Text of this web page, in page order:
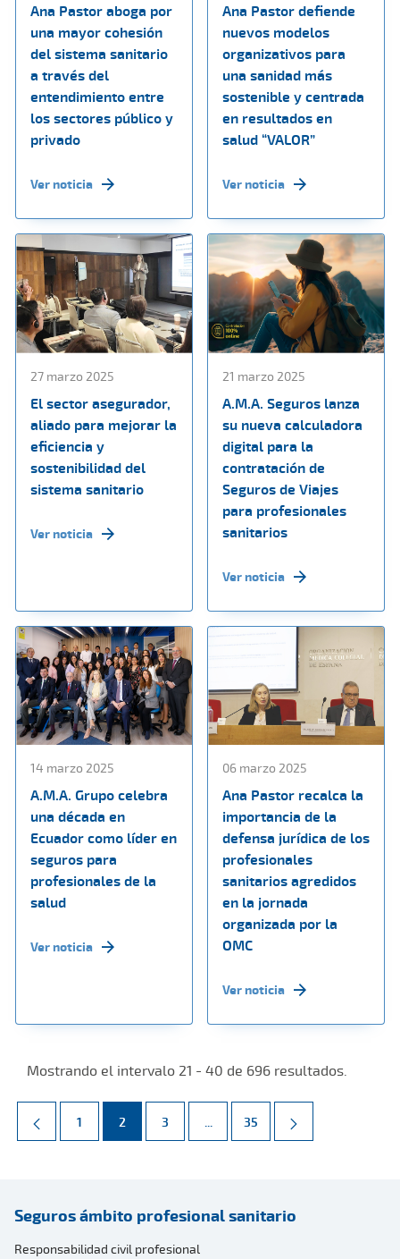
Ana Pastor aboga por
una mayor cohesión
del sistema sanitario
a través del
entendimiento entre
los sectores público y
privado
Ver noticia
Ana Pastor defiende
nuevos modelos
organizativos para
una sanidad más
sostenible y centrada
en resultados en
salud “VALOR”
Ver noticia
27 marzo 2025
El sector asegurador,
aliado para mejorar la
eficiencia y
sostenibilidad del
sistema sanitario
Ver noticia
21 marzo 2025
A.M.A. Seguros lanza
su nueva calculadora
digital para la
contratación de
Seguros de Viajes
para profesionales
sanitarios
Ver noticia
14 marzo 2025
A.M.A. Grupo celebra
una década en
Ecuador como líder en
seguros para
profesionales de la
salud
Ver noticia
06 marzo 2025
Ana Pastor recalca la
importancia de la
defensa jurídica de los
profesionales
sanitarios agredidos
en la jornada
organizada por la
OMC
Ver noticia
Mostrando el intervalo 21 - 40 de 696 resultados.
Página
1 Página
2 Página
3 ... Páginas intermedias Use TAB
Página
35
Seguros ámbito profesional sanitario
Responsabilidad civil profesional